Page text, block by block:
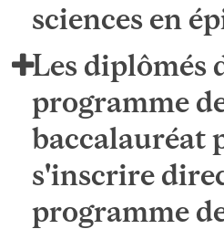
sciences en
Les diplômés
programme
baccalauréat
s'inscrire
programme